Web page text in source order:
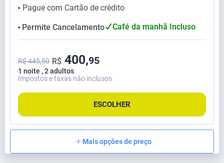
⬤ Pague com Cartão de crédito
⬤ Permite Cancelamento Café da manhã Incluso
1 noite , 2 adultos
R$ 445,50 R$ 400,95
Impostos e taxas não inclusos
ESCOLHER
Mais opções de preço